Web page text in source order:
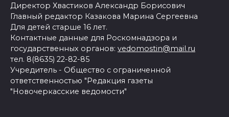
Директор Хвастиков Александр Борисович
Главный редактор Казакова Марина Сергеевна
Для детей старше 16 лет.
Контактные данные для Роскомнадзора и
государственных органов: vedomostin@mail.ru
тел. 8(8635) 22-82-85
Учредитель - Общество с ограниченной
ответственностью "Редакция газеты
"Новочеркасские ведомости"